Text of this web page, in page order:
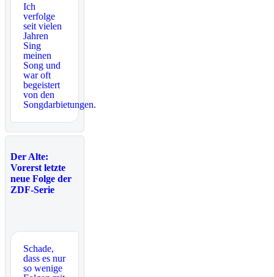
Ich
verfolge
seit vielen
Jahren
Sing
meinen
Song und
war oft
begeistert
von den
Songdarbietungen.
Der Alte:
Vorerst letzte
neue Folge der
ZDF-Serie
Schade,
dass es nur
so wenige